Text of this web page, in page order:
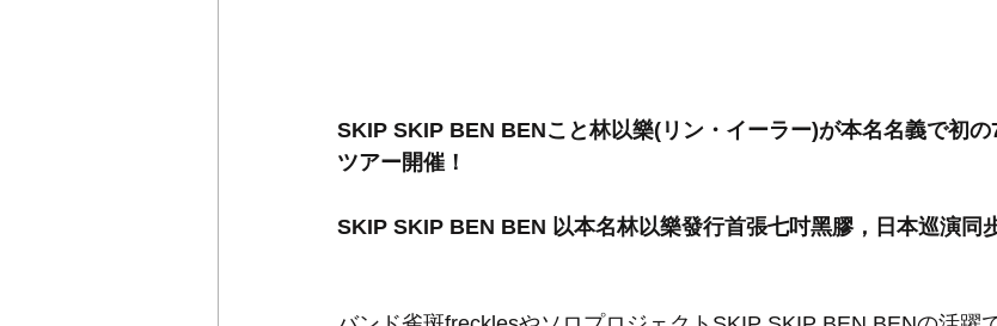
SKIP SKIP BEN BENこと林以樂(リン・イーラー)が本名名義で初
ツアー開催！
SKIP SKIP BEN BEN 以本名林以樂發行首張七吋黑膠，日本巡演同